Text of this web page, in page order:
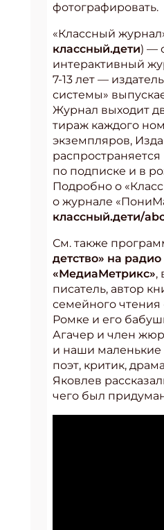
фотографировать.
«Классный
классный.дети) —
интерактивный
7-13 лет —
системы»
Журнал выходит
тираж каждого
экземпляров,
по подписке и в
Подробно о
о журнале
классный.дети/
См. также
детство» на радио
«МедиаМетрикс»,
писатель, автор
семейного чтения
Ромке и его
Агачер и член
и наши
поэт, критик,
Яковлев
чего был